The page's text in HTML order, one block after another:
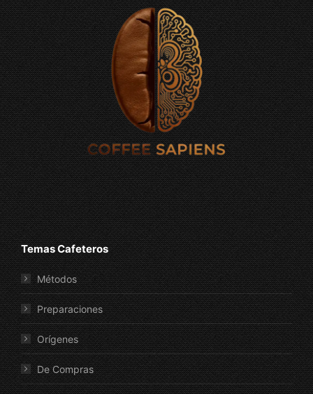
Temas Cafeteros
Métodos
Preparaciones
Orígenes
De Compras